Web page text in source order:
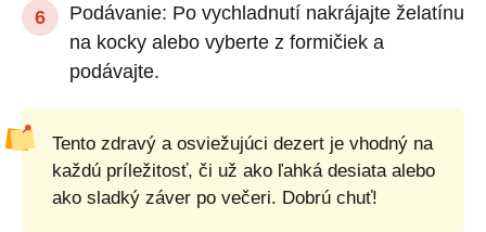
Podávanie: Po vychladnutí nakrájajte želatínu
na kocky alebo vyberte z formičiek a
podávajte.
Tento zdravý a osviežujúci dezert je vhodný na
každú príležitosť, či už ako ľahká desiata alebo
ako sladký záver po večeri. Dobrú chuť!